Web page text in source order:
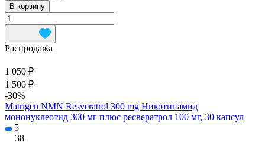
В корзину
Распродажа
1 050 ₽
1 500 ₽
-30%
Matrigen NMN Resveratrol 300 mg Никотинамид
мононуклеотид 300 мг плюс ресвератрол 100 мг, 30 капсул
5
38